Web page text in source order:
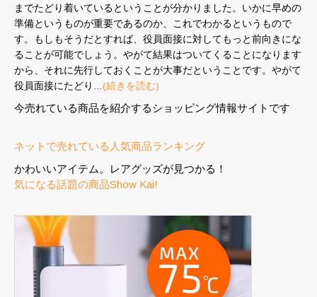
までたどり着いているということが分かりました。いかに早めの
準備というものが重要であるのか、これでわかるというもので
す。もしもそうだとすれば、役員面接に対してもっと前向きにな
ることが可能でしょう。やがて結果はついてくることになります
から、それに先行しておくことが大事だということです。やがて
役員面接にたどり…(続きを読む)
今売れている商品を紹介するショッピング情報サイトです
ネットで売れている人気商品ランキング
かわいいアイテム。レアグッズが見つかる！
気になる話題の商品Show Kai!